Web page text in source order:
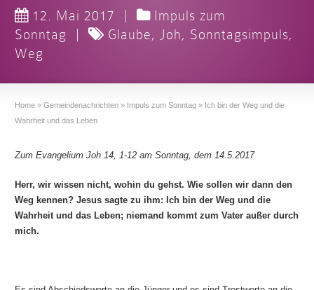
12. Mai 2017 |
Impuls zum
Sonntag
| Glaube, Joh, Sonntagsimpuls,
Weg
Home » Gemeindenachrichten » Impuls zum Sonntag » Ich bin der Weg und die
Wahrheit und das Leben
Zum Evangelium Joh 14, 1-12 am Sonntag, dem 14.5.2017
Herr, wir wissen nicht, wohin du gehst. Wie sollen wir dann den
Weg kennen? Jesus sagte zu ihm: Ich bin der Weg und die
Wahrheit und das Leben; niemand kommt zum Vater außer durch
mich.